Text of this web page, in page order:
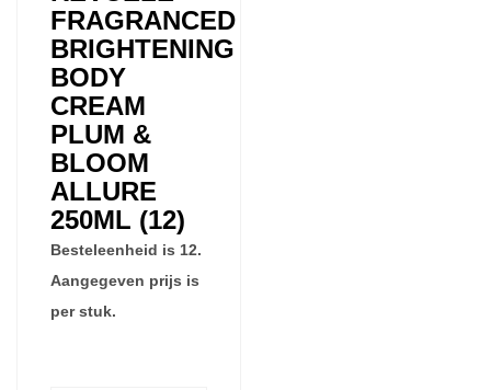
FRAGRANCED
BRIGHTENING
BODY
CREAM
PLUM &
BLOOM
ALLURE
250ML (12)
Besteleenheid is 12.
Aangegeven prijs is
per stuk.